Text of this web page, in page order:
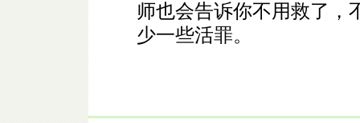
师也会告诉你不用救了，
少一些活罪。